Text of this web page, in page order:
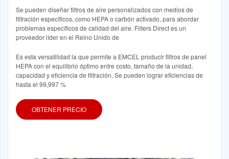
Se pueden diseñar filtros de aire personalizados con medios de
filtración específicos, como HEPA o carbón activado, para abordar
problemas específicos de calidad del aire. Filters Direct es un
proveedor líder en el Reino Unido de
Es esta versatilidad la que permite a EMCEL producir filtros de panel
HEPA con el equilibrio óptimo entre costo, tamaño de la unidad,
capacidad y eficiencia de filtración. Se pueden lograr eficiencias de
hasta el 99,997 %
OBTENER PRECIO